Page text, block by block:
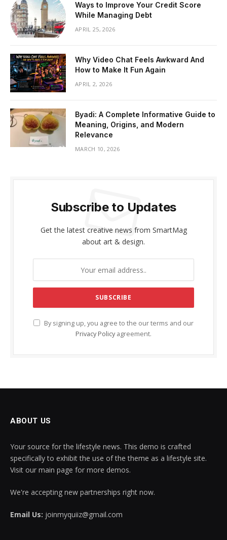
Ways to Improve Your Credit Score
While Managing Debt
APRIL 25, 2026
Why Video Chat Feels Awkward And
How to Make It Fun Again
APRIL 2, 2026
Byadi: A Complete Informative Guide to
Meaning, Origins, and Modern
Relevance
MARCH 10, 2026
Subscribe to Updates
Get the latest creative news from SmartMag
about art & design.
By signing up, you agree to the our terms and our
Privacy Policy agreement.
ABOUT US
Your source for the lifestyle news. This demo is crafted
specifically to exhibit the use of the theme as a lifestyle site.
Visit our main page for more demos.
We're accepting new partnerships right now.
Email Us: joinmyquiiz@gmail.com